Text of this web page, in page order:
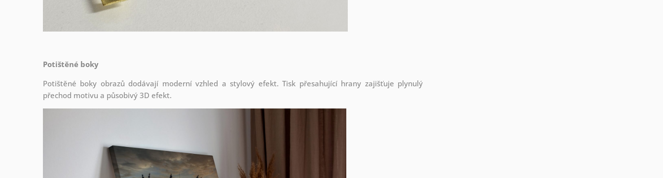
Potištěné boky
Potištěné boky obrazů dodávají moderní vzhled a stylový efekt. Tisk přesahující hrany zajišťuje plynulý
přechod motivu a působivý 3D efekt.